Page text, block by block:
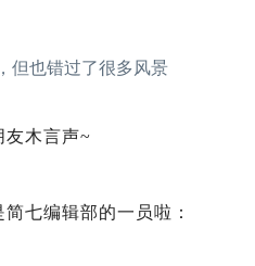
但也错过了很多风景
友木言声~
七编辑部的一员啦：